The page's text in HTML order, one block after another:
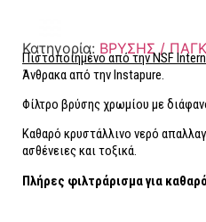
Κατηγορία: ΒΡΥΣΗΣ /
Πιστοποιημένο από την NSF
Άνθρακα από την Instapure.
Φίλτρο βρύσης χρωμίου με
Καθαρό κρυστάλλινο νερό
ασθένειες και τοξικά.
Πλήρες φιλτράρισμα για